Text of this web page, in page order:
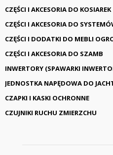
CZĘŚCI I AKCESORIA DO KOSIAREK
CZĘŚCI I AKCESORIA DO
CZĘŚCI I DODATKI DO MEBLI
CZĘŚCI I AKCESORIA DO SZAMB
INWERTORY (SPAWARKI
JEDNOSTKA NAPĘDOWA DO
CZAPKI I KASKI OCHRONNE
CZUJNIKI RUCHU ZMIERZCHU